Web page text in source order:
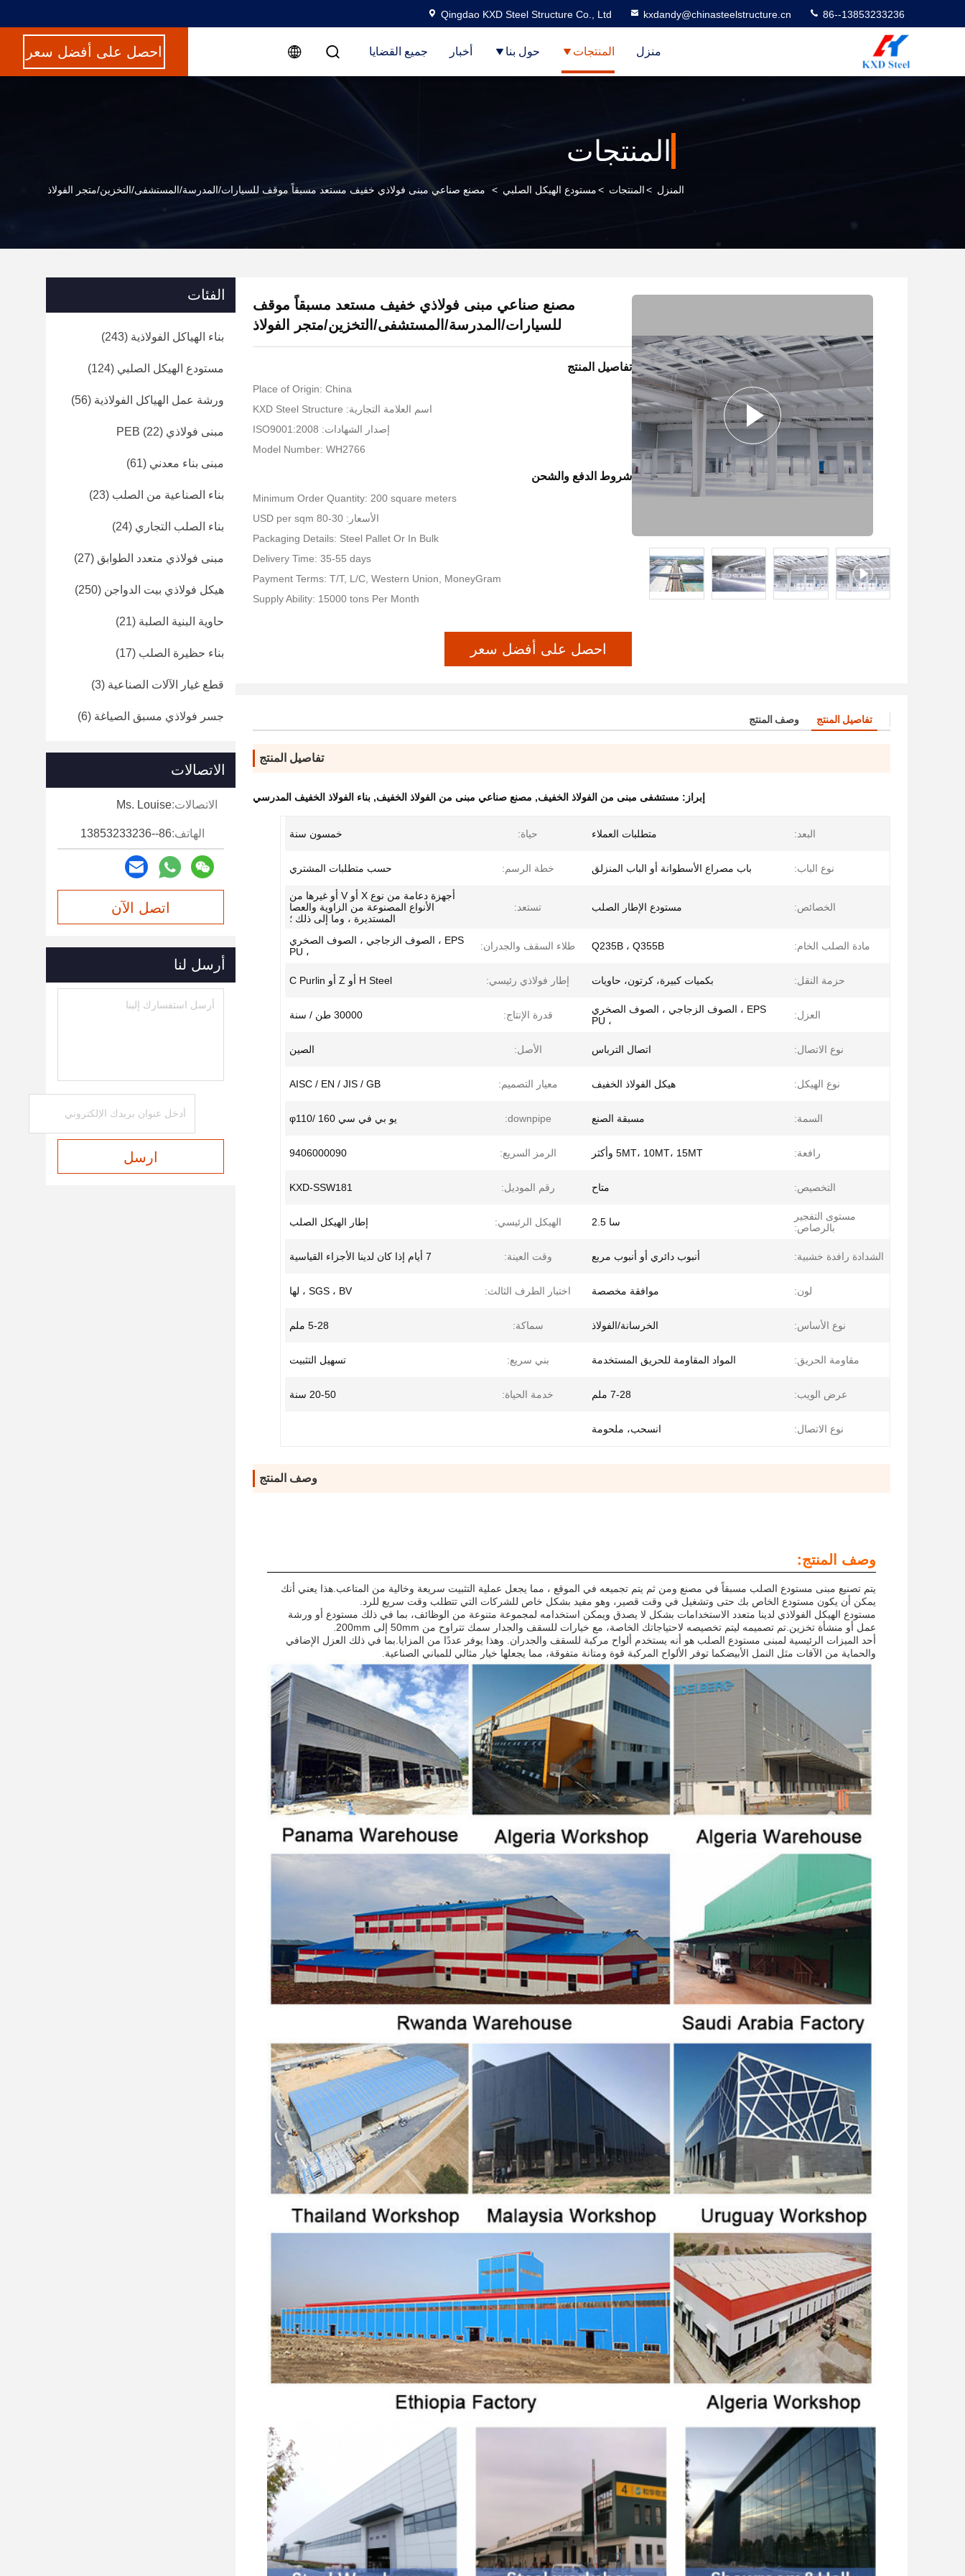
Qingdao KXD Steel Structure Co., Ltd kxdandy@chinasteelstructure.cn 86--13853233236
منزل المنتجات حول بنا أخبار جميع القضايا احصل على أفضل سعر
المنتجات
المنزل >المنتجات >مستودع الهيكل الصلبي > مصنع صناعي مبنى فولاذي خفيف مستعد مسبقاً موقف للسيارات/المدرسة/المستشفى/التخزين/متجر الفولاذ
مصنع صناعي مبنى فولاذي خفيف مستعد مسبقاً موقف
للسيارات/المدرسة/المستشفى/التخزين/متجر الفولاذ
تفاصيل المنتج
Place of Origin: China
اسم العلامة التجارية: KXD Steel Structure
إصدار الشهادات: ISO9001:2008
Model Number: WH2766
شروط الدفع والشحن
Minimum Order Quantity: 200 square meters
الأسعار: 30-80 USD per sqm
Packaging Details: Steel Pallet Or In Bulk
Delivery Time: 35-55 days
Payment Terms: T/T, L/C, Western Union, MoneyGram
Supply Ability: 15000 tons Per Month
احصل على أفضل سعر
تفاصيل المنتج وصف المنتج
تفاصيل المنتج
إبراز: مستشفى مبنى من الفولاذ الخفيف, مصنع صناعي مبنى من الفولاذ الخفيف, بناء الفولاذ الخفيف المدرسي
البعد: متطلبات العملاء حياة: خمسون سنة
نوع الباب: باب مصراع الأسطوانة أو الباب المنزلق خطة الرسم: حسب متطلبات المشتري
الخصائص: مستودع الإطار الصلب تستعد:
أجهزة دعامة من نوع X أو V أو غيرها من
الأنواع المصنوعة من الزاوية والعصا
المستديرة ، وما إلى ذلك ؛
مادة الصلب الخام: Q235B ، Q355B طلاء السقف والجدران:
EPS ، الصوف الزجاجي ، الصوف الصخري
، PU
حزمة النقل: بكميات كبيرة، كرتون، حاويات إطار فولاذي رئيسي: H Steel أو Z أو C Purlin
العزل:
EPS ، الصوف الزجاجي ، الصوف الصخري
، PU
قدرة الإنتاج: 30000 طن / سنة
نوع الاتصال: اتصال الترباس الأصل: الصين
نوع الهيكل: هيكل الفولاذ الخفيف معيار التصميم: AISC / EN / JIS / GB
السمة: مسبقة الصنع downpipe: يو بي في سي φ110/ 160
رافعة: 5MT، 10MT، 15MT وأكثر الرمز السريع: 9406000090
التخصيص: متاح رقم الموديل: KXD-SSW181
مستوى التفجير
بالرصاص:
سا 2.5 الهيكل الرئيسي: إطار الهيكل الصلب
الشدادة رافدة خشبية: أنبوب دائري أو أنبوب مربع وقت العينة: 7 أيام إذا كان لدينا الأجزاء القياسية
لون: موافقة مخصصة اختبار الطرف الثالث: SGS ، BV ، لها
نوع الأساس: الخرسانة/الفولاذ سماكة: 5-28 ملم
مقاومة الحريق: المواد المقاومة للحريق المستخدمة بني سريع: تسهيل التثبيت
عرض الويب: 7-28 ملم خدمة الحياة: 20-50 سنة
نوع الاتصال: انسحب، ملحومة
وصف المنتج
وصف المنتج:
يتم تصنيع مبنى مستودع الصلب مسبقاً في مصنع ومن ثم يتم تجميعه في الموقع ، مما يجعل عملية التثبيت سريعة وخالية من المتاعب.هذا يعني أنك
يمكن أن يكون مستودع الخاص بك حتى وتشغيل في وقت قصير، وهو مفيد بشكل خاص للشركات التي تتطلب وقت سريع للرد.
مستودع الهيكل الفولاذي لدينا متعدد الاستخدامات بشكل لا يصدق ويمكن استخدامه لمجموعة متنوعة من الوظائف، بما في ذلك مستودع أو ورشة
عمل أو منشأة تخزين.تم تصميمه ليتم تخصيصه لاحتياجاتك الخاصة، مع خيارات للسقف والجدار سمك تتراوح من 50mm إلى 200mm.
أحد الميزات الرئيسية لمبنى مستودع الصلب هو أنه يستخدم ألواح مركبة للسقف والجدران. وهذا يوفر عددًا من المزايا.بما في ذلك العزل الإضافي
والحماية من الآفات مثل النمل الأبيضكما توفر الألواح المركبة قوة ومتانة متفوقة، مما يجعلها خيار مثالي للمباني الصناعية.
الفئات
بناء الهياكل الفولاذية (243)
مستودع الهيكل الصلبي (124)
ورشة عمل الهياكل الفولاذية (56)
مبنى فولاذي PEB (22)
مبنى بناء معدني (61)
بناء الصناعية من الصلب (23)
بناء الصلب التجاري (24)
مبنى فولاذي متعدد الطوابق (27)
هيكل فولاذي بيت الدواجن (250)
حاوية البنية الصلبة (21)
بناء حظيرة الصلب (17)
قطع غيار الآلات الصناعية (3)
جسر فولاذي مسبق الصياغة (6)
الاتصالات
الاتصالات:Ms. Louise
الهاتف:86--13853233236
اتصل الآن
أرسل لنا
ارسل